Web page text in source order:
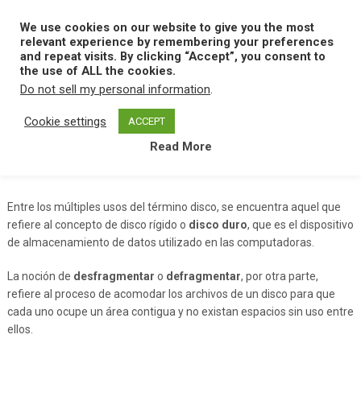
content
MENU
Home D Desfragmentador De Disco
Desfragmentador De Disco
Entre los múltiples usos del término disco, se encuentra aquel que
refiere al concepto de disco rígido o disco duro, que es el dispositivo
de almacenamiento de datos utilizado en las computadoras.
La noción de desfragmentar o defragmentar, por otra parte,
refiere al proceso de acomodar los archivos de un disco para que
cada uno ocupe un área contigua y no existan espacios sin uso entre
ellos.
We use cookies on our website to give you the most
relevant experience by remembering your preferences
and repeat visits. By clicking “Accept”, you consent to
the use of ALL the cookies.
Do not sell my personal information.
Cookie settings ACCEPT
Read More